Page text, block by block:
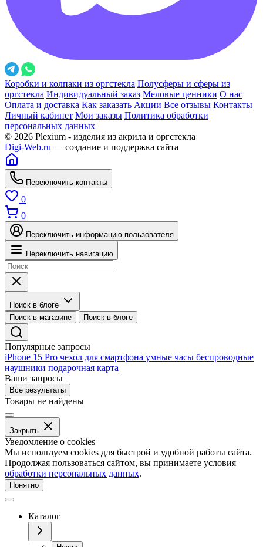
Коробки и колпаки из оргстекла Полусферы и сферы из
оргстекла Индивидуальный заказ Меловые ценники О нас
Оплата и доставка Как заказать Акции Все отзывы Контакты
Личный кабинет Мои заказы Политика обработки
персональных данных
© 2026 Plexium - изделия из акрила и оргстекла
Digi-Web.ru — создание и поддержка сайта
Переключить контакты
0
0
Переключить информацию пользователя
Переключить навигацию
Поиск в блоге
Поиск в магазине
Поиск в блоге
Популярные запросы
iPhone 15 Pro чехол для смартфона умные часы беспроводные
наушники подарочная карта
Ваши запросы
Все результаты
Товары не найдены
Закрыть
Уведомление о cookies
Мы используем cookies для быстрой и удобной работы сайта.
Продолжая пользоваться сайтом, вы принимаете условия
обработки персональных данных.
Понятно
Каталог